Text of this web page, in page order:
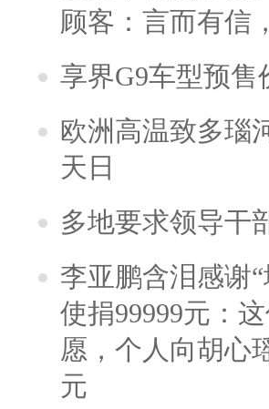
顾客：言而有信
享界G9车型预售
欧洲高温致多瑙
天日
多地要求领导干
李亚鹏含泪感谢
使捐99999元：
愿，个人向胡心
元